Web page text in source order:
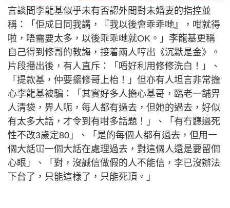
言談間李龍基似乎未有否認外間對未婚妻的指控並
稱：「佢成日同我講，『我以後會乖乖哋』，咁就得
啦，唔需要太多，以後乖乖哋就OK。」李龍基更稱
自己得到修哥的教誨，接着兩人哼出《沉默是金》。
片段播出後，有人直斥：「唔好利用修修洗白！」、
「提款基，仲要擺修哥上枱！」但亦有人坦言非常擔
心李龍基被騙：「其實好多人擔心基哥，臨老一舖畀
人清袋，畀人呃，每人都有過去，但她的過去，好似
有太多大話，才令到有咁多話題！」、「有冇聽過死
性不改3歲定80」、「是的每個人都有過去，但用一
個大話冚一個大話在處理過去，對這個人還是要留個
心眼」、「對，沒誠信做假的人不能信，李已沒辦法
下台了，只能這樣了，只能死頂。」